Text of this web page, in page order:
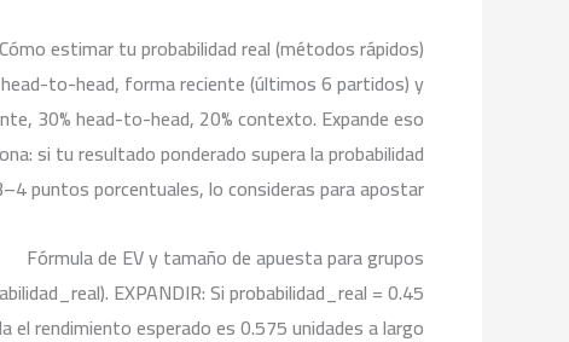
Cómo estimar tu probabilidad real (métodos rápidos)
to-head, forma reciente (últimos 6 partidos) y
30% head-to-head, 20% contexto. Expande eso
si tu resultado ponderado supera la probabilidad
puntos porcentuales, lo consideras para apostar.
Fórmula de EV y tamaño de apuesta para grupos
EXPANDIR: Si probabilidad_real = 0.45
rendimiento esperado es 0.575 unidades a largo